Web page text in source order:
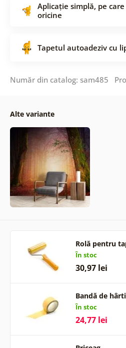
Aplicație simplă, pe
oricine
Tapetul autoadeziv cu
Număr din catalog: sam485
Alte variante
Rolă pentru
În stoc
30,97 lei
Bandă de
În stoc
24,77 lei